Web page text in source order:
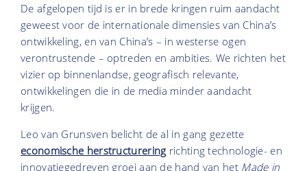
De afgelopen tijd is er in brede kringen ruim aandacht
geweest voor de internationale dimensies van China’s
ontwikkeling, en van China’s – in westerse ogen
verontrustende – optreden en ambities. We richten het
vizier op binnenlandse, geografisch relevante,
ontwikkelingen die in de media minder aandacht
krijgen.
Leo van Grunsven belicht de al in gang gezette
economische herstructureringrichting technologie- en
innovatiegedreven groei aan de hand van het Made in